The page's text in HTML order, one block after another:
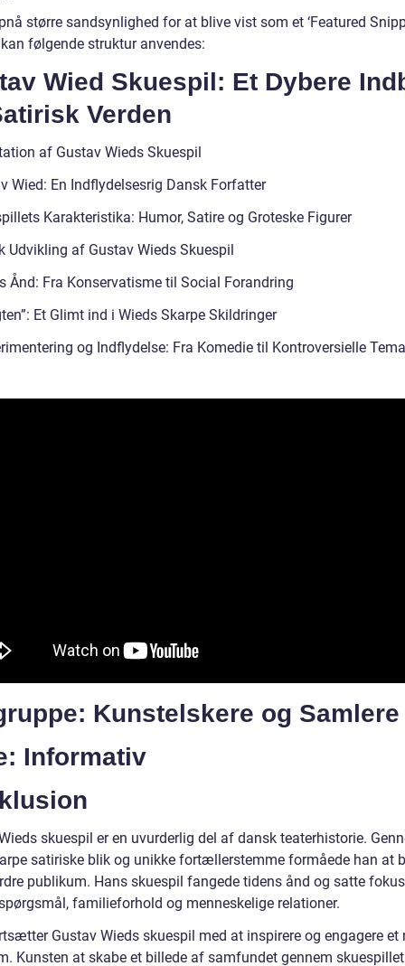
større sandsynlighed for at blive vist som et ‘Featured
følgende struktur anvendes:
Wied Skuespil: Et Dybere
Verden
af Gustav Wieds Skuespil
Wied: En Indflydelsesrig Dansk Forfatter
Karakteristika: Humor, Satire og Groteske Figurer
Udvikling af Gustav Wieds Skuespil
Ånd: Fra Konservatisme til Social Forandring
Et Glimt ind i Wieds Skarpe Skildringer
og Indflydelse: Fra Komedie til Kontroversielle
Kunstelskere og Samlere
Informativ
skuespil er en uvurderlig del af dansk teaterhistorie.
satiriske blik og unikke fortællerstemme formåede han at
publikum. Hans skuespil fangede tidens ånd og satte
familieforhold og menneskelige relationer.
Gustav Wieds skuespil med at inspirere og engagere et
Kunsten at skabe et billede af samfundet gennem